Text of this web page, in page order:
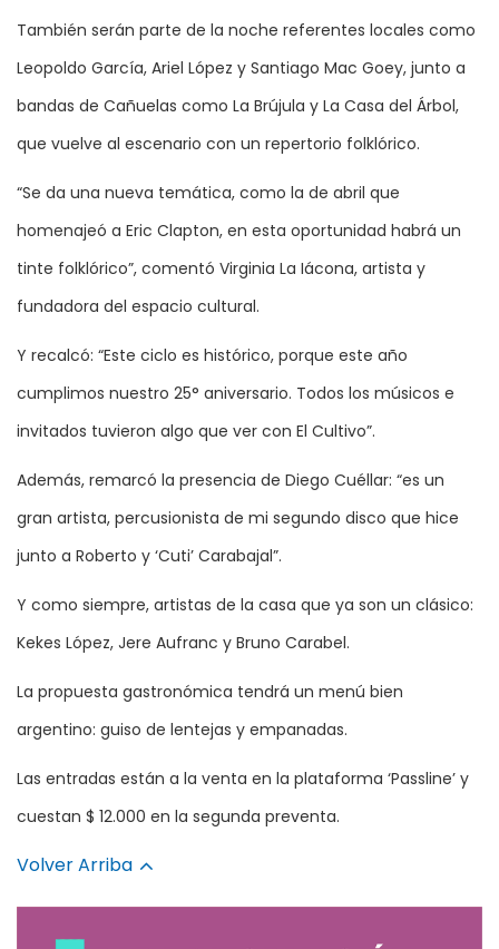
También serán parte de la noche referentes locales como
Leopoldo García, Ariel López y Santiago Mac Goey, junto a
bandas de Cañuelas como La Brújula y La Casa del Árbol,
que vuelve al escenario con un repertorio folklórico.
“Se da una nueva temática, como la de abril que
homenajeó a Eric Clapton, en esta oportunidad habrá un
tinte folklórico”, comentó Virginia La Iácona, artista y
fundadora del espacio cultural.
Y recalcó: “Este ciclo es histórico, porque este año
cumplimos nuestro 25° aniversario. Todos los músicos e
invitados tuvieron algo que ver con El Cultivo”.
Además, remarcó la presencia de Diego Cuéllar: “es un
gran artista, percusionista de mi segundo disco que hice
junto a Roberto y ‘Cuti’ Carabajal”.
Y como siempre, artistas de la casa que ya son un clásico:
Kekes López, Jere Aufranc y Bruno Carabel.
La propuesta gastronómica tendrá un menú bien
argentino: guiso de lentejas y empanadas.
Las entradas están a la venta en la plataforma ‘Passline’ y
cuestan $ 12.000 en la segunda preventa.
Volver Arriba